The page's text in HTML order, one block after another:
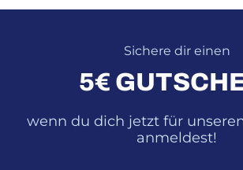
Sichere dir einen
5€
wenn du dich jetzt für
anmeldest!